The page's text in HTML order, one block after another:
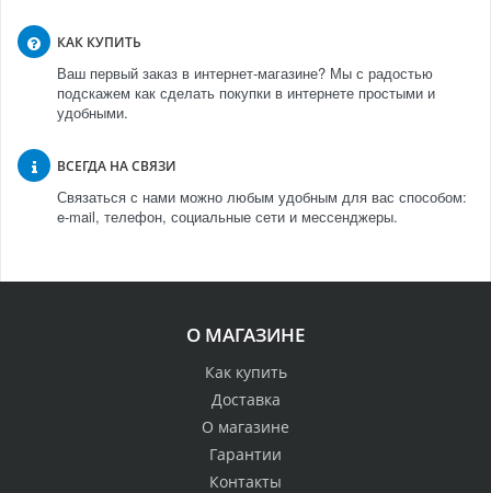
КАК КУПИТЬ
Ваш первый заказ в интернет-магазине? Мы с радостью
подскажем как сделать покупки в интернете простыми и
удобными.
ВСЕГДА НА СВЯЗИ
Связаться с нами можно любым удобным для вас способом:
e-mail, телефон, социальные сети и мессенджеры.
О МАГАЗИНЕ
Как купить
Доставка
О магазине
Гарантии
Контакты